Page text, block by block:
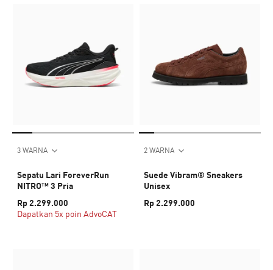
3 WARNA
Sepatu Lari ForeverRun
NITRO™ 3 Pria
Rp 2.299.000
Dapatkan 5x poin AdvoCAT
2 WARNA
Suede Vibram® Sneakers
Unisex
Rp 2.299.000